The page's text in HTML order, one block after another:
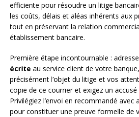
efficiente pour résoudre un litige
les coûts, délais et aléas inhérents aux
tout en préservant la relation
établissement bancaire.
Première étape incontournable :
écrite au service client de votre
précisément l’objet du litige et vos
copie de ce courrier et exigez un
Privilégiez l’envoi en recommandé avec
pour constituer une preuve formelle de